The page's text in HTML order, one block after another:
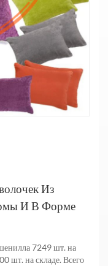
Из
И В Форме
7249 шт. на
шт. на складе. Всего